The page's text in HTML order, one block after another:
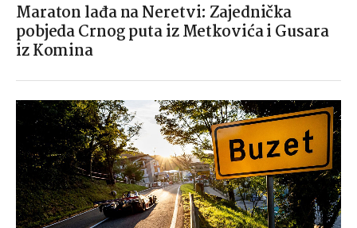
Maraton lađa na Neretvi: Zajednička
pobjeda Crnog puta iz Metkovića i Gusara
iz Komina